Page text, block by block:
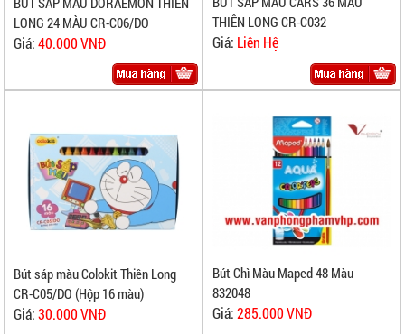
LONG 24 MÀU CR-C06/DO
Giá:40.000 VNĐ
THIÊN LONG CR-C032
Giá: Liên Hệ
Bút sáp màu Colokit Thiên Long
CR-C05/DO (Hộp 16 màu)
Giá:30.000 VNĐ
Bút Chì Màu Maped 48 Màu
832048
Giá:285.000 VNĐ